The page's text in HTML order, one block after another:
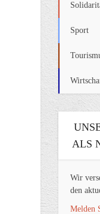
Sport
ALS
Wir
den
Melden